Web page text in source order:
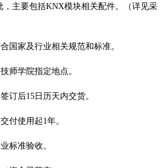
主要包括KNX模块相关配件。
（详见采
国家及行业相关规范和标准。
师学院指定地点。
订后15日历天内交货。
付使用起1年。
标准验收。